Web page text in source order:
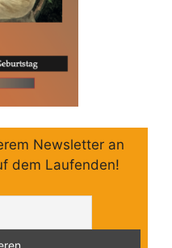
Newsletter an
dem Laufenden!